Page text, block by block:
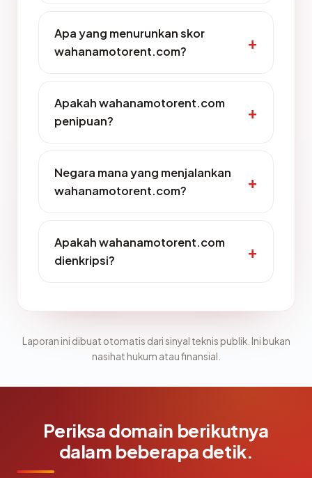
Apa yang menurunkan skor
wahanamotorent.com?
Apakah wahanamotorent.com
penipuan?
Negara mana yang menjalankan
wahanamotorent.com?
Apakah wahanamotorent.com
dienkripsi?
Laporan ini dibuat otomatis dari sinyal teknis publik. Ini bukan
nasihat hukum atau finansial.
Periksa domain berikutnya
dalam beberapa detik.